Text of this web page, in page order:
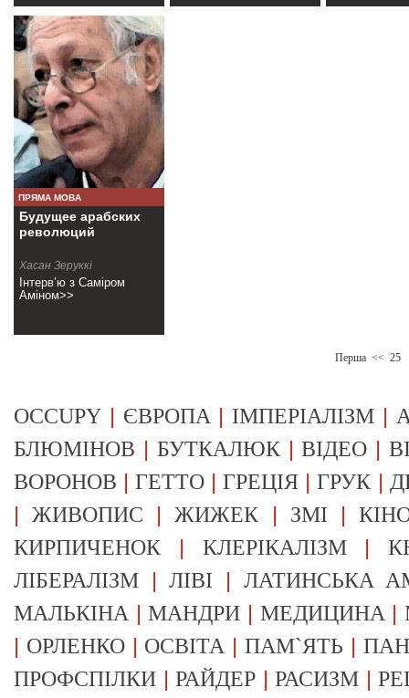
ПРЯМА МОВА
Будущее арабских
революций
Хасан Зеруккі
Інтерв’ю з Саміром
Аміном>>
Перша << 25
OCCUPY | ЄВРОПА | ІМПЕРІАЛІЗМ |
БЛЮМІНОВ | БУТКАЛЮК|ВІДЕО |
ВОРОНОВ |ГЕТТО |ГРЕЦІЯ |ГРУК |
|ЖИВОПИС |ЖИЖЕК | ЗМІ |
КИРПИЧЕНОК | КЛЕРІКАЛІЗМ|
ЛІБЕРАЛІЗМ |ЛІВІ | ЛАТИНСЬКА
МАЛЬКІНА |МАНДРИ | МЕДИЦИНА |
| ОРЛЕНКО| ОСВІТА |ПАМ`ЯТЬ |
ПРОФСПІЛКИ |РАЙДЕР |РАСИЗМ |